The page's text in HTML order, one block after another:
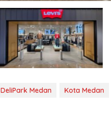
DeliPark Medan Kota Medan